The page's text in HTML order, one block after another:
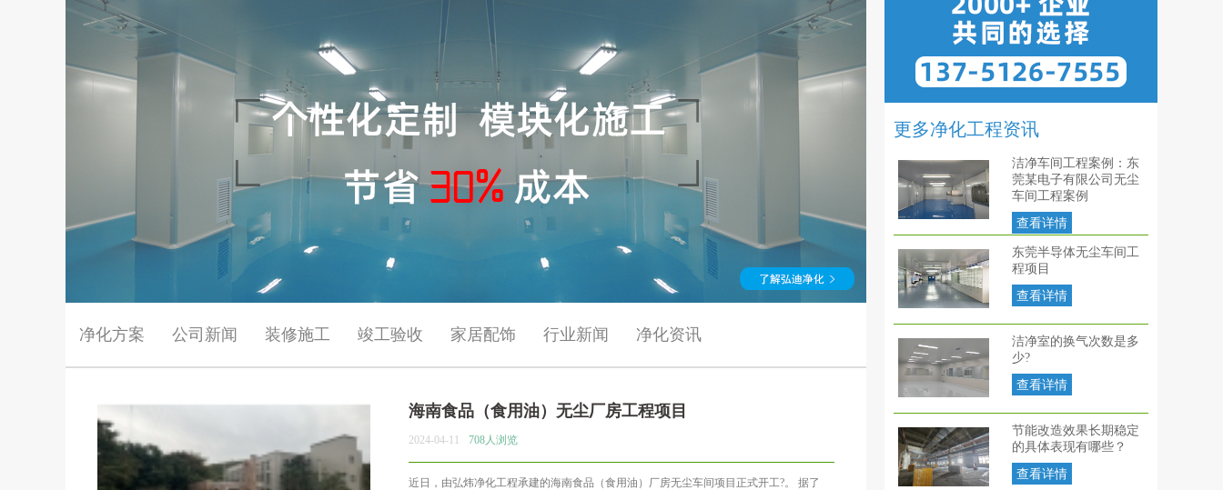
更多净化工程资讯
洁净车间工程案例：东
莞某电子有限公司无尘
车间工程案例
查看详情
东莞半导体无尘车间工
程项目
查看详情
洁净室的换气次数是多
少?
查看详情
节能改造效果长期稳定
的具体表现有哪些？
查看详情
净化方案 公司新闻 装修施工 竣工验收 家居配饰 行业新闻 净化资讯
海南食品（食用油）无尘厂房工程项目
2024-04-11 708人浏览
近日，由弘炜净化工程承建的海南食品（食用油）厂房无尘车间项目正式开工?。 据了